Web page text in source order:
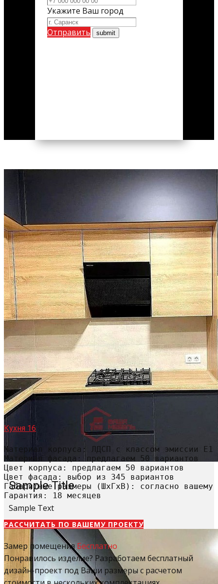
Укажите Ваш город
Отправить
Sample Title
Sample Text
Кухня 16
Материал корпуса: ЛДСП с классом эмиссии Е1
Материал фасада: предлагаем 50 вариантов
Цвет корпуса: предлагаем 50 вариантов
Цвет фасада: выбор из 345 вариантов
Габаритные размеры (ШхГхВ): согласно вашему
Гарантия: 18 месяцев
РАССЧИТАТЬ​ ПО ВАШЕМУ ПРОЕКТУ
Замер помещенияБесплатно
Понравилось изделие? Разработаем бесплатный
дизайн-проект под Ваши размеры с расчетом